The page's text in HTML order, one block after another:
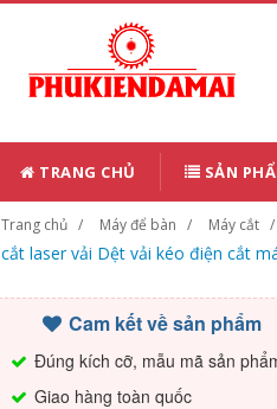
TRANG CHỦ SẢN
Trang chủ Máy để bàn Máy cắt
cắt laser vải Dệt vải kéo điện cắt
Cam kết về sản phẩm
Đúng kích cỡ, mẫu mã sản
Giao hàng toàn quốc